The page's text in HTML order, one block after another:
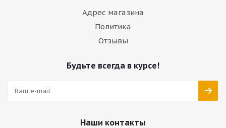
Адрес магазина
Политика
Отзывы
Будьте всегда в курсе!
Наши контакты